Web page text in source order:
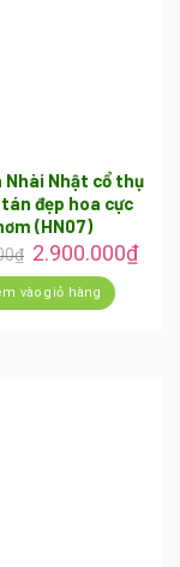
Nhài Nhật cổ thụ
đẹp hoa cực
(HN07)
₫ 2.900.000₫
vào giỏ hàng